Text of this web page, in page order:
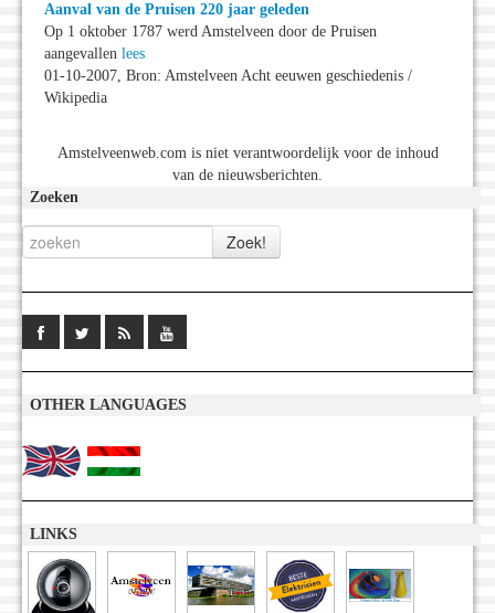
Aanval van de Pruisen 220 jaar geleden
Op 1 oktober 1787 werd Amstelveen door de Pruisen
aangevallen lees
01-10-2007, Bron: Amstelveen Acht eeuwen geschiedenis /
Wikipedia
Amstelveenweb.com is niet verantwoordelijk voor de inhoud
van de nieuwsberichten.
Zoeken
OTHER LANGUAGES
LINKS